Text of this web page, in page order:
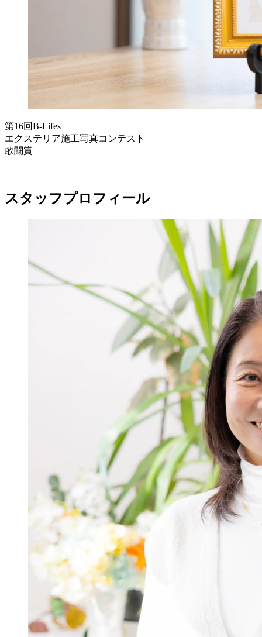
第16回B-Lifes
エクステリア施工写真コンテスト
敢闘賞
スタッフプロフィール